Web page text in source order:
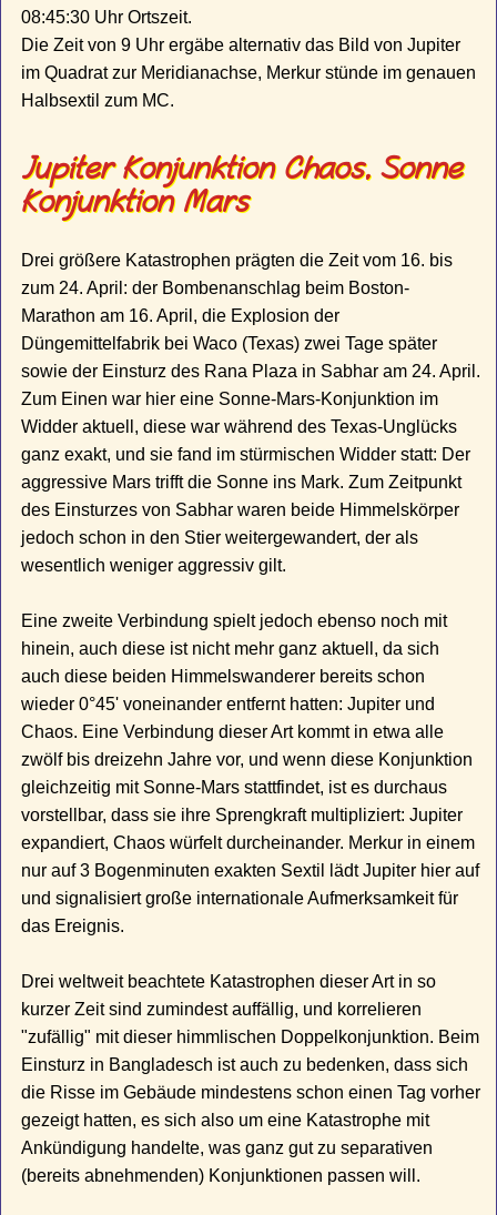
08:45:30 Uhr Ortszeit.
Die Zeit von 9 Uhr ergäbe alternativ das Bild von Jupiter
im Quadrat zur Meridianachse, Merkur stünde im genauen
Halbsextil zum MC.
Jupiter Konjunktion Chaos, Sonne
Konjunktion Mars
Drei größere Katastrophen prägten die Zeit vom 16. bis
zum 24. April: der Bombenanschlag beim Boston-
Marathon am 16. April, die Explosion der
Düngemittelfabrik bei Waco (Texas) zwei Tage später
sowie der Einsturz des Rana Plaza in Sabhar am 24. April.
Zum Einen war hier eine Sonne-Mars-Konjunktion im
Widder aktuell, diese war während des Texas-Unglücks
ganz exakt, und sie fand im stürmischen Widder statt: Der
aggressive Mars trifft die Sonne ins Mark. Zum Zeitpunkt
des Einsturzes von Sabhar waren beide Himmelskörper
jedoch schon in den Stier weitergewandert, der als
wesentlich weniger aggressiv gilt.
Eine zweite Verbindung spielt jedoch ebenso noch mit
hinein, auch diese ist nicht mehr ganz aktuell, da sich
auch diese beiden Himmelswanderer bereits schon
wieder 0°45' voneinander entfernt hatten: Jupiter und
Chaos. Eine Verbindung dieser Art kommt in etwa alle
zwölf bis dreizehn Jahre vor, und wenn diese Konjunktion
gleichzeitig mit Sonne-Mars stattfindet, ist es durchaus
vorstellbar, dass sie ihre Sprengkraft multipliziert: Jupiter
expandiert, Chaos würfelt durcheinander. Merkur in einem
nur auf 3 Bogenminuten exakten Sextil lädt Jupiter hier auf
und signalisiert große internationale Aufmerksamkeit für
das Ereignis.
Drei weltweit beachtete Katastrophen dieser Art in so
kurzer Zeit sind zumindest auffällig, und korrelieren
"zufällig" mit dieser himmlischen Doppelkonjunktion. Beim
Einsturz in Bangladesch ist auch zu bedenken, dass sich
die Risse im Gebäude mindestens schon einen Tag vorher
gezeigt hatten, es sich also um eine Katastrophe mit
Ankündigung handelte, was ganz gut zu separativen
(bereits abnehmenden) Konjunktionen passen will.